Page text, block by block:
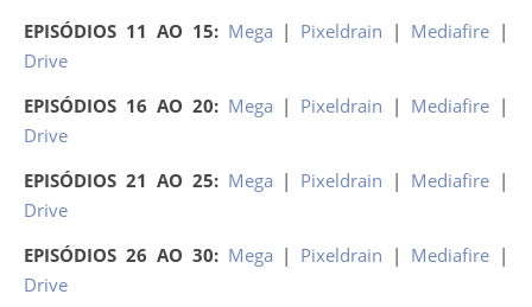
EPISÓDIOS 11 AO 15: Mega | Pixeldrain | Mediafire |
Drive
EPISÓDIOS 16 AO 20: Mega | Pixeldrain | Mediafire |
Drive
EPISÓDIOS 21 AO 25: Mega | Pixeldrain | Mediafire |
Drive
EPISÓDIOS 26 AO 30: Mega | Pixeldrain | Mediafire |
Drive